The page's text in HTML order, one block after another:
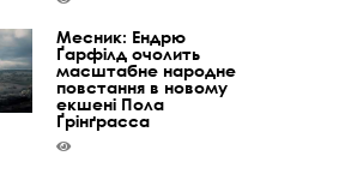
Месник: Ендрю
Ґарфілд очолить
масштабне народне
повстання в новому
екшені Пола
Ґрінґрасса